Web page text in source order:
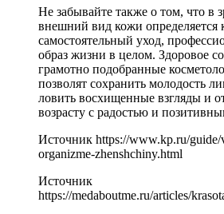
Не забывайте также о том, что в
внешний вид кожи определяется
самостоятельный уход,
образ жизни в целом. Здоровое
грамотно подобранные
позволят сохранить молодость
ловить восхищенные взгляды и
возрасту с радостью и
Источник https://www.kp.ru/
organizme-zhenshchiny.html
Источник
https://medaboutme.ru/articles/